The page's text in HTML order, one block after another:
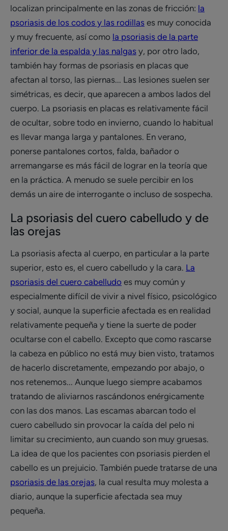
localizan principalmente en las zonas de fricción: la
psoriasis de los codos y las rodillas es muy conocida
y muy frecuente, así como la psoriasis de la parte
inferior de la espalda y las nalgas y, por otro lado,
también hay formas de psoriasis en placas que
afectan al torso, las piernas... Las lesiones suelen ser
simétricas, es decir, que aparecen a ambos lados del
cuerpo. La psoriasis en placas es relativamente fácil
de ocultar, sobre todo en invierno, cuando lo habitual
es llevar manga larga y pantalones. En verano,
ponerse pantalones cortos, falda, bañador o
arremangarse es más fácil de lograr en la teoría que
en la práctica. A menudo se suele percibir en los
demás un aire de interrogante o incluso de sospecha.
La psoriasis del cuero cabelludo y de
las orejas
La psoriasis afecta al cuerpo, en particular a la parte
superior, esto es, el cuero cabelludo y la cara. La
psoriasis del cuero cabelludo es muy común y
especialmente difícil de vivir a nivel físico, psicológico
y social, aunque la superficie afectada es en realidad
relativamente pequeña y tiene la suerte de poder
ocultarse con el cabello. Excepto que como rascarse
la cabeza en público no está muy bien visto, tratamos
de hacerlo discretamente, empezando por abajo, o
nos retenemos... Aunque luego siempre acabamos
tratando de aliviarnos rascándonos enérgicamente
con las dos manos. Las escamas abarcan todo el
cuero cabelludo sin provocar la caída del pelo ni
limitar su crecimiento, aun cuando son muy gruesas.
La idea de que los pacientes con psoriasis pierden el
cabello es un prejuicio. También puede tratarse de una
psoriasis de las orejas, la cual resulta muy molesta a
diario, aunque la superficie afectada sea muy
pequeña.